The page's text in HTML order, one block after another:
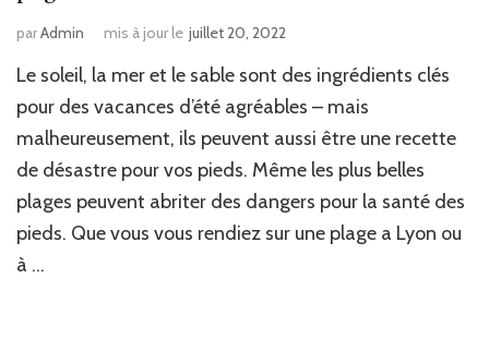
parAdmin mis à jour le juillet 20, 2022
Le soleil, la mer et le sable sont des ingrédients clés
pour des vacances d’été agréables – mais
malheureusement, ils peuvent aussi être une recette
de désastre pour vos pieds. Même les plus belles
plages peuvent abriter des dangers pour la santé des
pieds. Que vous vous rendiez sur une plage a Lyon ou
à …